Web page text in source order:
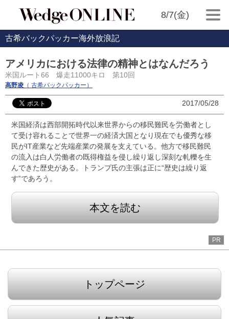
8/7(金)
古希バックパッカー海外放浪記
アメリカにおける法律の精神とはなんだろう
米国ルート66 爆走11000キロ 第10回
高野凌 （ 古希バックパッカー）
2017/05/28
米国経済は西部開拓時代以来世界からの移民難民を労働者とし
て受け容れることで世界一の経済大国となり現在でも優秀な移
民がIT産業など先端産業の発展を支えている。他方で移民難民
の流入は白人労働者の既得権益を侵し繰り返し深刻な軋轢を生
んできた歴史がある。トランプ氏の主張は正に“歴史は繰り返
す”であろう。
本文を読む
PR
トップページ